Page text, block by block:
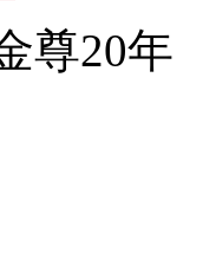
尊20年